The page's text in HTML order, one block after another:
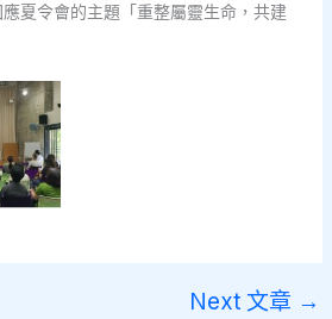
夏令會的主題「重整屬靈生命，共建
Next 文章 →